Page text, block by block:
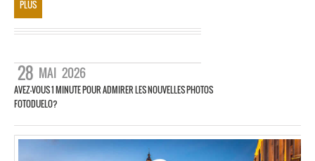
PLUS
28 MAI 2026
AVEZ-VOUS 1 MINUTE POUR ADMIRER LES NOUVELLES PHOTOS
FOTODUELO?